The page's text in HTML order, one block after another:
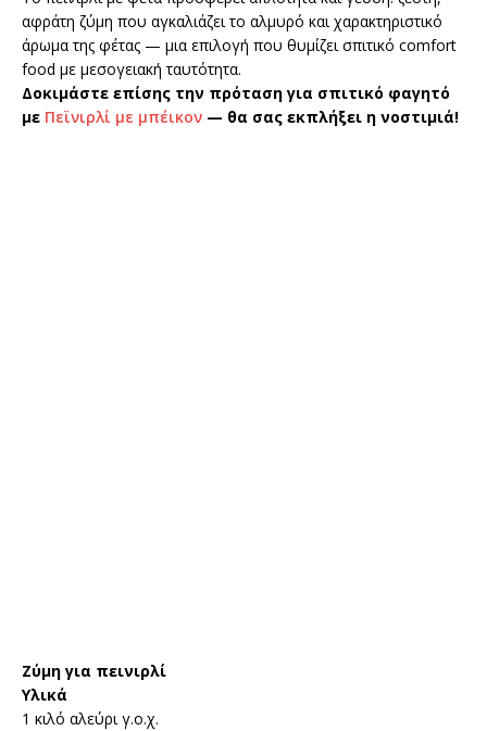
αφράτη ζύμη που αγκαλιάζει το αλμυρό και χαρακτηριστικό
άρωμα της φέτας — μια επιλογή που θυμίζει σπιτικό comfort
food με μεσογειακή ταυτότητα.
Δοκιμάστε επίσης την πρόταση για σπιτικό φαγητό
με Πεϊνιρλί με μπέικον — θα σας εκπλήξει η νοστιμιά!
Ζύμη για πεινιρλί
Υλικά
1 κιλό αλεύρι γ.ο.χ.